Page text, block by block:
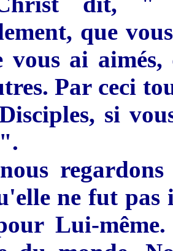
que
vous ai
Par ceci
si
ne fut
Lui-